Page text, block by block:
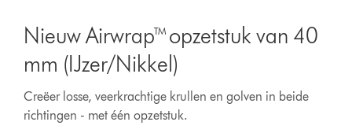
Nieuw Airwrap™ opzetstuk van 40
mm (IJzer/Nikkel)
Creëer losse, veerkrachtige krullen en golven in beide
richtingen - met één opzetstuk.